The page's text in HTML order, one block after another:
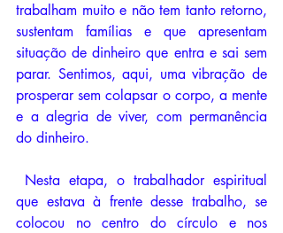
trabalham muito e não tem tanto retorno,
sustentam famílias e que apresentam
situação de dinheiro que entra e sai sem
parar. Sentimos, aqui, uma vibração de
prosperar sem colapsar o corpo, a mente
e a alegria de viver, com permanência
do dinheiro.
que estava à frente desse trabalho, se
colocou no centro do círculo e nos